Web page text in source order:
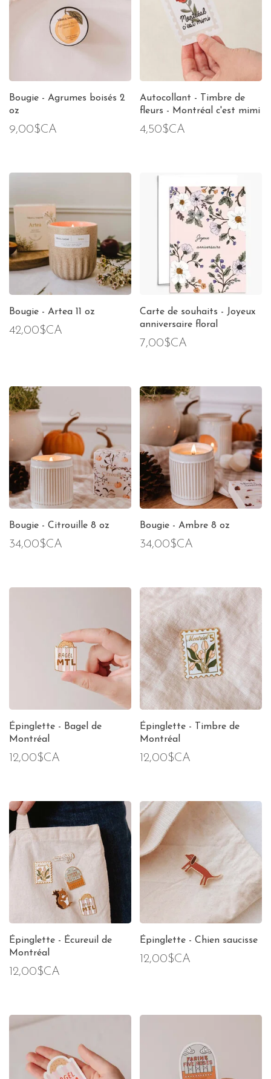
Bougie - Agrumes boisés 2
oz
9,00$CA
Autocollant - Timbre de
fleurs - Montréal c'est mimi
4,50$CA
Bougie - Artea 11 oz
42,00$CA
Carte de souhaits - Joyeux
anniversaire floral
7,00$CA
Bougie - Citrouille 8 oz
34,00$CA
Bougie - Ambre 8 oz
34,00$CA
Épinglette - Bagel de
Montréal
12,00$CA
Épinglette - Timbre de
Montréal
12,00$CA
Épinglette - Écureuil de
Montréal
12,00$CA
Épinglette - Chien saucisse
12,00$CA